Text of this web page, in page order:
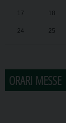
17 18
24 25
ORARI MESSE